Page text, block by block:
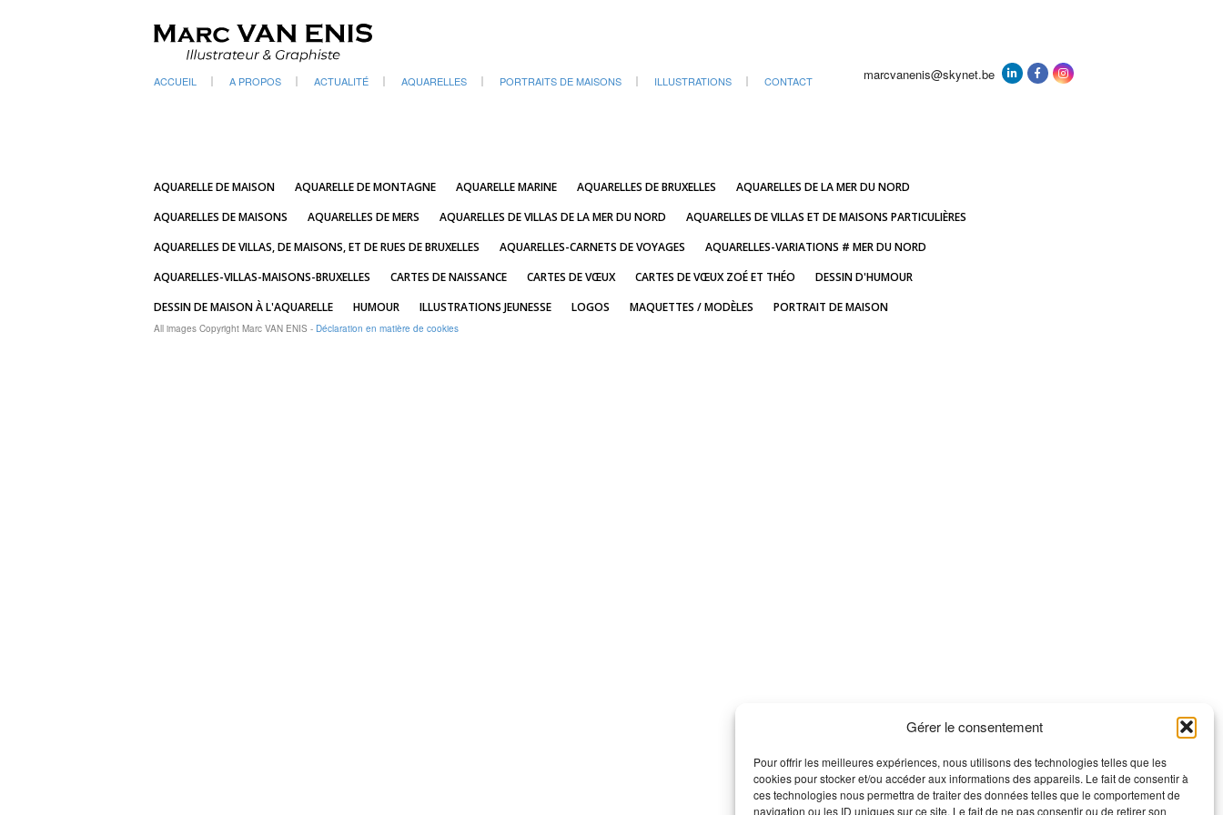
Gérer le consentement
Pour offrir les meilleures expériences, nous utilisons des technologies telles que les
cookies pour stocker et/ou accéder aux informations des appareils. Le fait de consentir à
ces technologies nous permettra de traiter des données telles que le comportement de
navigation ou les ID uniques sur ce site. Le fait de ne pas consentir ou de retirer son
ACCUEIL A PROPOS ACTUALITÉ AQUARELLES PORTRAITS DE MAISONS ILLUSTRATIONS CONTACT marcvanenis@skynet.be
AQUARELLE DE MAISON AQUARELLE DE MONTAGNE AQUARELLE MARINE AQUARELLES DE BRUXELLES
AQUARELLES DE LA MER DU NORD
AQUARELLES DE MAISONS
AQUARELLES DE MERS AQUARELLES DE VILLAS DE LA MER DU NORD
AQUARELLES DE VILLAS ET DE MAISONS PARTICULIÈRES
AQUARELLES DE VILLAS, DE MAISONS, ET DE RUES DE BRUXELLES
AQUARELLES-CARNETS DE VOYAGES
AQUARELLES-VARIATIONS # MER DU NORD
AQUARELLES-VILLAS-MAISONS-BRUXELLES
CARTES DE NAISSANCE CARTES DE VŒUX CARTES DE VŒUX ZOÉ ET THÉO
DESSIN D'HUMOUR
DESSIN DE MAISON À L'AQUARELLE
HUMOUR ILLUSTRATIONS JEUNESSE LOGOS MAQUETTES / MODÈLES PORTRAIT DE MAISON
All images Copyright Marc VAN ENIS - Déclaration en matière de cookies